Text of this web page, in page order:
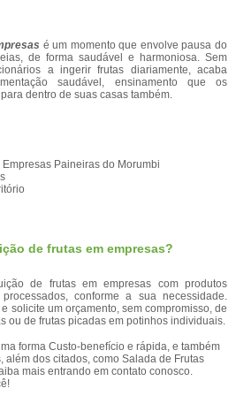
é um momento que envolve pausa do
de forma saudável e harmoniosa. Sem
a ingerir frutas diariamente, acaba
saudável, ensinamento que os
dentro de suas casas também.
Paineiras do Morumbi
de frutas em empresas?
de frutas em empresas com produtos
conforme a sua necessidade.
solicite um orçamento, sem compromisso, de
ou de frutas picadas em potinhos individuais.
forma Custo-benefício e rápida, e também
além dos citados, como Salada de Frutas
mais entrando em contato conosco.